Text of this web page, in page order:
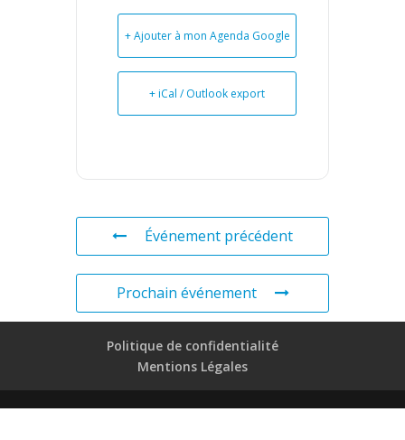
+ Ajouter à mon Agenda Google
+ iCal / Outlook export
Événement précédent
Prochain événement
Politique de confidentialité
Mentions Légales